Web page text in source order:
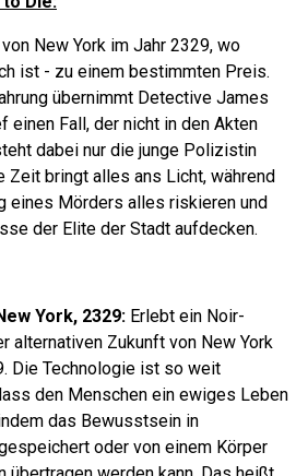
New York im Jahr 2329, wo
ist - zu einem bestimmten Preis.
übernimmt Detective James
einen Fall, der nicht in den Akten
dabei nur die junge Polizistin
Zeit bringt alles ans Licht, während
eines Mörders alles riskieren und
der Elite der Stadt aufdecken.
York, 2329: Erlebt ein Noir-
alternativen Zukunft von New York
Die Technologie ist so weit
den Menschen ein ewiges Leben
das Bewusstsein in
oder von einem Körper